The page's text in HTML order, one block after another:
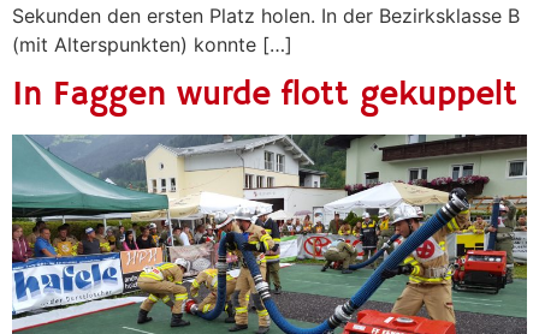
Sekunden den ersten Platz holen. In der Bezirksklasse B
(mit Alterspunkten) konnte […]
In Faggen wurde flott gekuppelt